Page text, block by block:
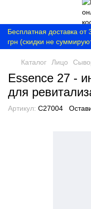
Бесплатная доставка от
грн (скидки не
Каталог Лицо
Essence 27 -
для
Артикул: C27004